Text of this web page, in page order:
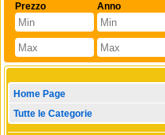
Prezzo Anno
Home Page
Tutte le Categorie